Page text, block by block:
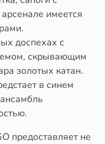
имеется
доспехах с
скрывающим
золотых катан.
в синем
предоставляет не